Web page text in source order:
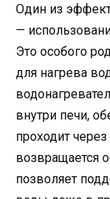
Один из
—
Это особого
для нагрева
внутри печи,
проходит
возвращается
позволяет